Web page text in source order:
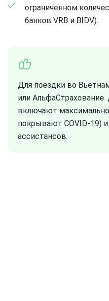
ограниченном
банков VRB и BIDV).
Для поездки во
или
включают
покрывают COVID-19)
ассистансов.